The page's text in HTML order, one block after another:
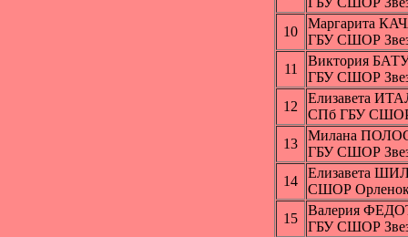
10
Маргарита
ГБУ СШОР
11
Виктория
ГБУ СШОР
12
Елизавета
СПб ГБУ
13
Милана
ГБУ СШОР
14
Елизавета
СШОР
15
Валерия
ГБУ СШОР